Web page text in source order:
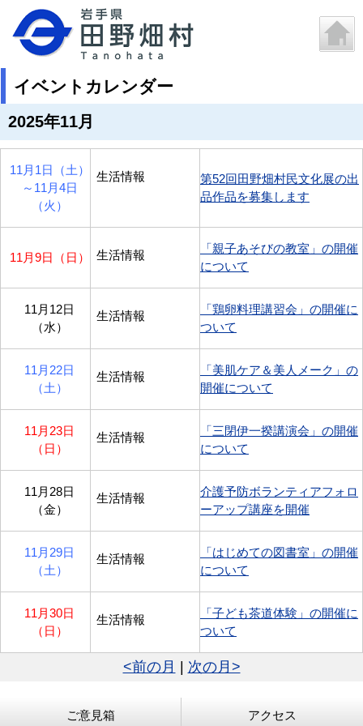
イベントカレンダー
2025年11月
11月1日（土）
～ 11月4日
（火）
生活情報
第52回田野畑村民文化展の出
品作品を募集します
11月9日（日） 生活情報
「親子あそびの教室」の開催
について
11月12日
（水）
生活情報
「鶏卵料理講習会」の開催に
ついて
11月22日
（土）
生活情報
「美肌ケア＆美人メーク」の
開催について
11月23日
（日）
生活情報
「三閉伊一揆講演会」の開催
について
11月28日
（金）
生活情報
介護予防ボランティアフォロ
ーアップ講座を開催
11月29日
（土）
生活情報
「はじめての図書室」の開催
について
11月30日
（日）
生活情報
「子ども茶道体験」の開催に
ついて
<前の月 次の月>
ご意見箱 アクセス